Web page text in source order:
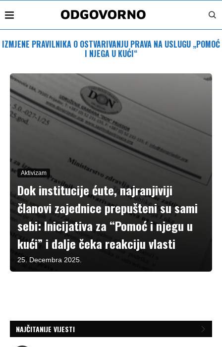
IZMJENE PRAVILNIKA O OSTVARIVANJU PRAVA NA USLUGU „POMOĆ
I NJEGA U KUĆI“
Aktivizam
Dok institucije ćute, najranjiviji
članovi zajednice prepušteni su sami
sebi: Inicijativa za “Pomoć i njegu u
kući” i dalje čeka reakciju vlasti
25. Decembra 2025.
NAJČITANIJE VIJESTI